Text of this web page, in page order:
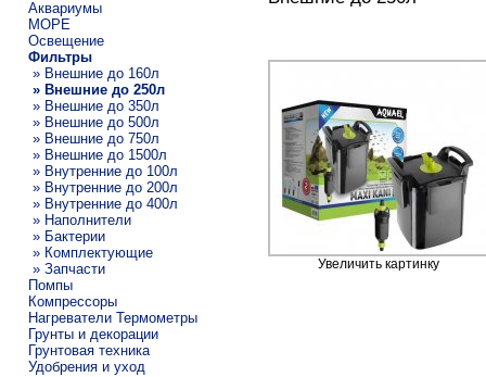
Аквариумы
МОРЕ
Освещение
Фильтры
» Внешние до 160л
» Внешние до 250л
» Внешние до 350л
» Внешние до 500л
» Внешние до 750л
» Внешние до 1500л
» Внутренние до 100л
» Внутренние до 200л
» Внутренние до 400л
» Наполнители
» Бактерии
» Комплектующие
» Запчасти
Помпы
Компрессоры
Нагреватели Термометры
Грунты и декорации
Грунтовая техника
Удобрения и уход
Увеличить картинку